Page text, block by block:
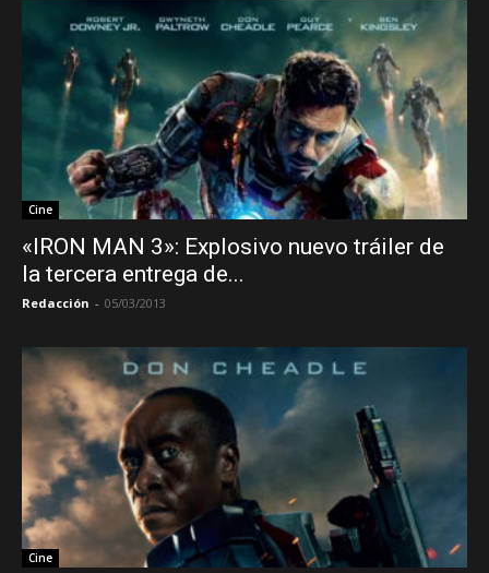
Cine
«IRON MAN 3»: Explosivo nuevo tráiler de
la tercera entrega de...
Redacción - 05/03/2013
Cine